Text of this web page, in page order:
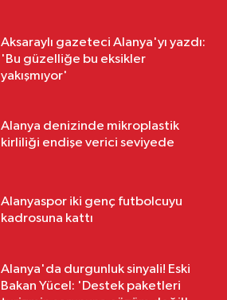
Aksaraylı gazeteci Alanya'yı yazdı:
'Bu güzelliğe bu eksikler
yakışmıyor'
Alanya denizinde mikroplastik
kirliliği endişe verici seviyede
Alanyaspor iki genç futbolcuyu
kadrosuna kattı
Alanya'da durgunluk sinyali! Eski
Bakan Yücel: 'Destek paketleri